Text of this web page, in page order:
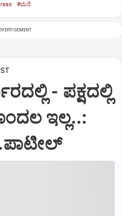
#ಮನೆ
- ಪಕ್ಷದಲ್ಲಿ
ಇಲ್ಲ..: